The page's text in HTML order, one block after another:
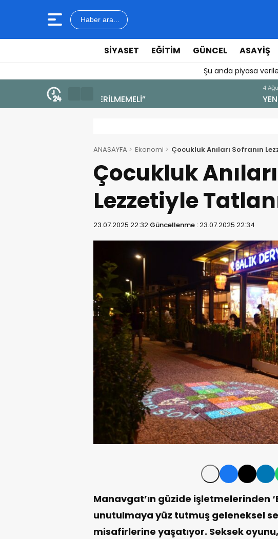
Haber ara...
SIYASET EĞITIM GÜNCEL ASAYIŞ
Şu anda piyasa
YENİ BİR DİN: SOSYAL MEDYA
ANASAYFA Ekonomi Çocukluk Anıları Sofranın
Çocukluk
Lezzetiyle
23.07.2025 22:32 Güncellenme :23.07.2025 22:34
Manavgat’ın güzide işletmelerinden
unutulmaya yüz tutmuş geleneksel
misafirlerine yaşatıyor. Seksek